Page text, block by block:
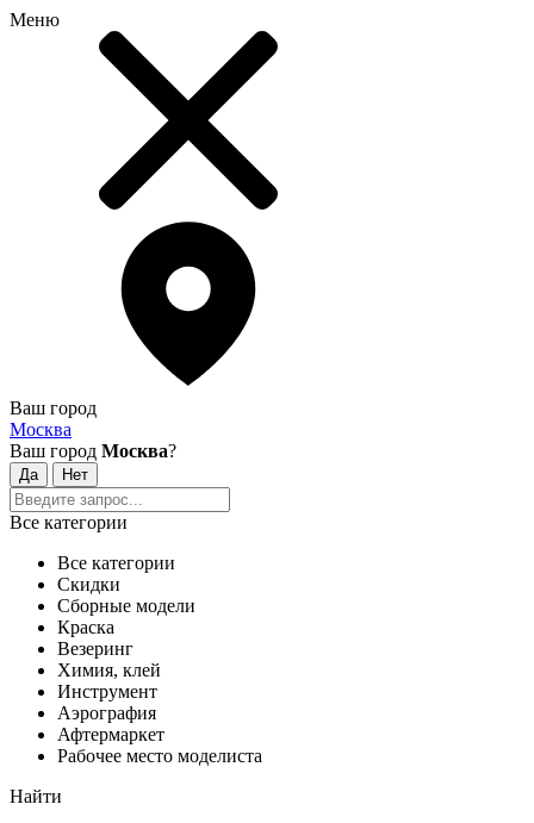
Меню
Ваш город
Москва
Ваш город Москва?
Все категории
Все категории
Скидки
Сборные модели
Краска
Везеринг
Химия, клей
Инструмент
Аэрография
Афтермаркет
Рабочее место моделиста
Найти